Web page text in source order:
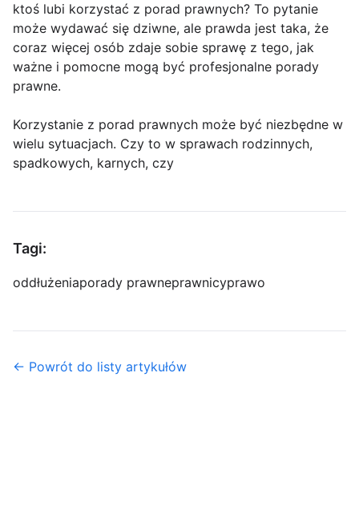
ktoś lubi korzystać z porad prawnych? To pytanie
może wydawać się dziwne, ale prawda jest taka, że
coraz więcej osób zdaje sobie sprawę z tego, jak
ważne i pomocne mogą być profesjonalne porady
prawne.
Korzystanie z porad prawnych może być niezbędne w
wielu sytuacjach. Czy to w sprawach rodzinnych,
spadkowych, karnych, czy
Tagi:
oddłużeniaporady prawneprawnicyprawo
← Powrót do listy artykułów